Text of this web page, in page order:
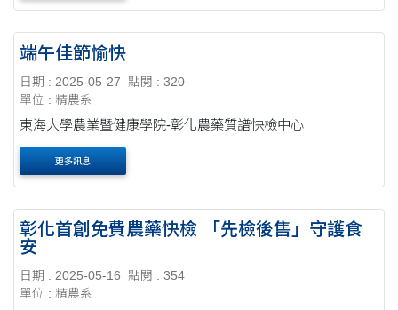
端午佳節愉快
日期 : 2025-05-27
點閱 : 320
單位 : 精農系
東海大學農業暨健康學院-彰化農藥質譜快檢中心
更多訊息
彰化首創免費農藥快檢 「先檢後售」守護食
安
日期 : 2025-05-16
點閱 : 354
單位 : 精農系